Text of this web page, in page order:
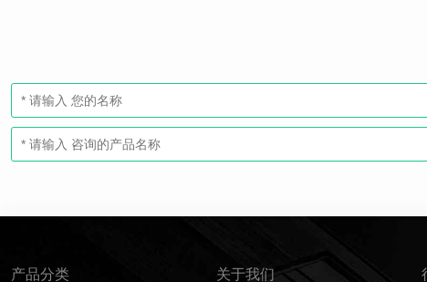
产品分类 关于我们